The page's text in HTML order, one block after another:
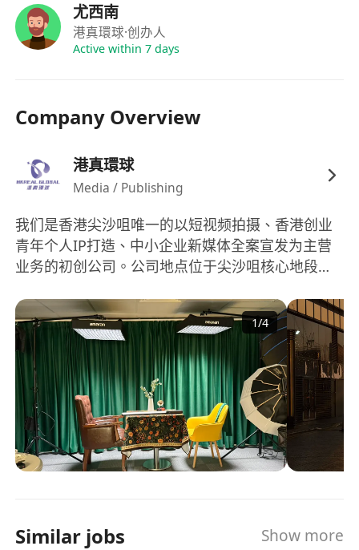
尤西南
港真環球·创办人
Active within 7 days
Company Overview
港真環球
Media / Publishing
我们是香港尖沙咀唯一的以短视频拍摄、香港创业
青年个人IP打造、中小企业新媒体全案宣发为主营
业务的初创公司。公司地点位于尖沙咀核心地段中
造、视频播客录制、短剧业务。对于品牌全案打造
也将进入新阶段。目前对于有从业经验，有文案创
作能力，有拍摄剪辑经验的行业精英虚位以待。期
待你的加入！
1/4
Similar jobs Show more